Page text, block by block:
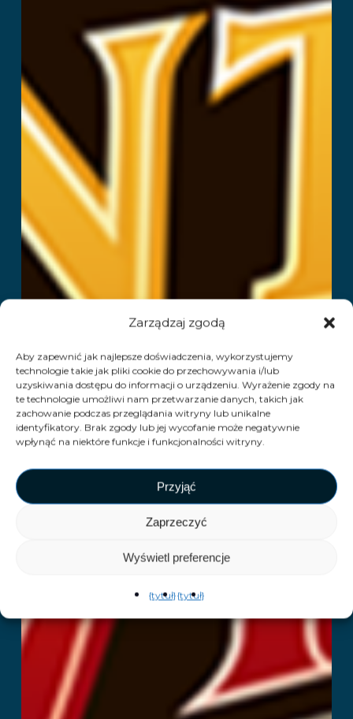
Zarządzaj zgodą
Aby zapewnić jak najlepsze doświadczenia, wykorzystujemy
technologie takie jak pliki cookie do przechowywania i/lub
uzyskiwania dostępu do informacji o urządzeniu. Wyrażenie zgody na
te technologie umożliwi nam przetwarzanie danych, takich jak
zachowanie podczas przeglądania witryny lub unikalne
identyfikatory. Brak zgody lub jej wycofanie może negatywnie
wpłynąć na niektóre funkcje i funkcjonalności witryny.
Przyjąć
Zaprzeczyć
Wyświetl preferencje
{tytuł}{tytuł}